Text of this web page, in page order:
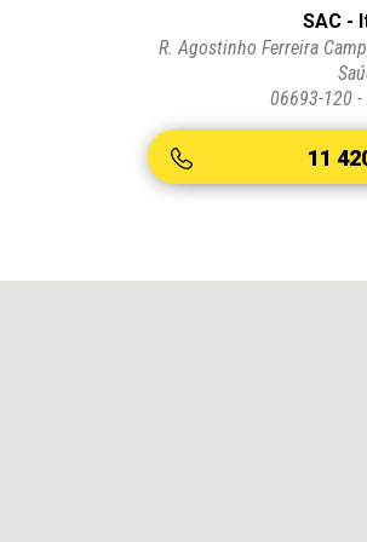
SAC -
R. Agostinho Ferreira
06693-120 -
11